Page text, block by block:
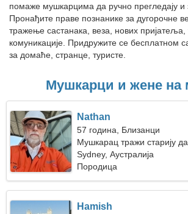
помаже мушкарцима да ручно прегледају и
Пронађите праве познанике за дугорочне
тражење састанака, веза, нових
комуникације. Придружите се бесплатном
за домаће, странце, туристе.
Мушкарци и жене на
Nathan
57 година, Близанци
Мушкарац тражи старију
Sydney, Аустралија
Породица
Hamish